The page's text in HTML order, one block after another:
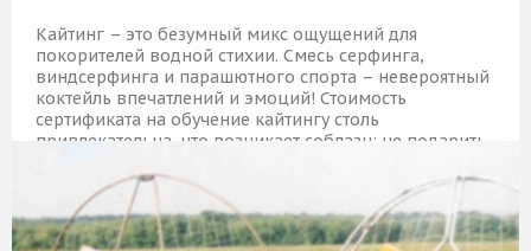
Кайтинг – это безумный микс ощущений для
покорителей водной стихии. Смесь серфинга,
виндсерфинга и парашютного спорта – невероятный
коктейль впечатлений и эмоций! Стоимость
сертификата на обучение кайтингу столь
привлекательна, что возникает соблазн: не подарить
Или все-таки осчастливить друга?
6 709 Р КУПИТЬ